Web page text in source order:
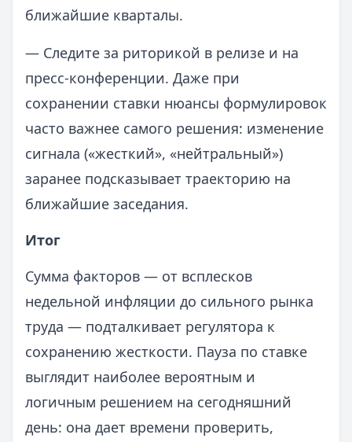
ближайшие кварталы.
— Следите за риторикой в релизе и на
пресс‑конференции. Даже при
сохранении ставки нюансы формулировок
часто важнее самого решения: изменение
сигнала («жесткий», «нейтральный»)
заранее подсказывает траекторию на
ближайшие заседания.
Итог
Сумма факторов — от всплесков
недельной инфляции до сильного рынка
труда — подталкивает регулятора к
сохранению жесткости. Пауза по ставке
выглядит наиболее вероятным и
логичным решением на сегодняшний
день: она дает времени проверить,